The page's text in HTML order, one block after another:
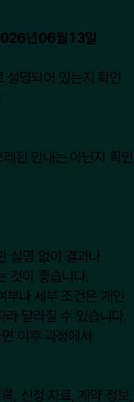
년06월13일
설명되어 있는지 확인
된 안내는 아닌지 확인
설명 없이 결과나
것이 좋습니다.
나 세부 조건은 개인
라 달라질 수 있습니다.
이후 과정에서
, 신청 자료, 계약 정보,